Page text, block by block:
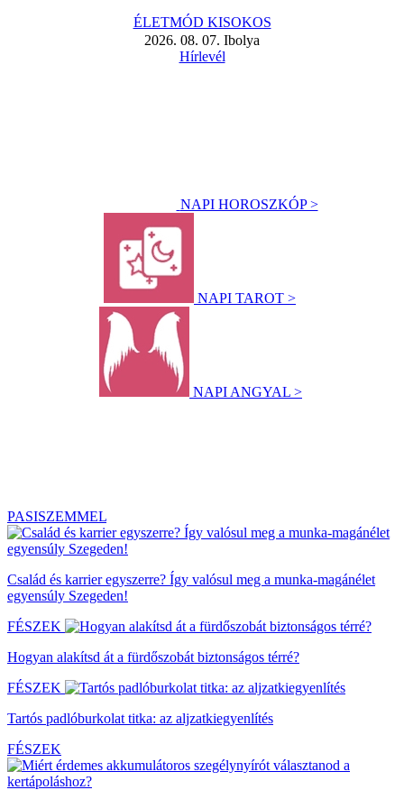
ÉLETMÓD KISOKOS
2026. 08. 07. Ibolya
Hírlevél
NAPI HOROSZKÓP >
NAPI TAROT >
NAPI ANGYAL >
PASISZEMMEL
Család és karrier egyszerre? Így valósul meg a munka-magánélet
egyensúly Szegeden!
FÉSZEK
Hogyan alakítsd át a fürdőszobát biztonságos térré?
FÉSZEK
Tartós padlóburkolat titka: az aljzatkiegyenlítés
FÉSZEK